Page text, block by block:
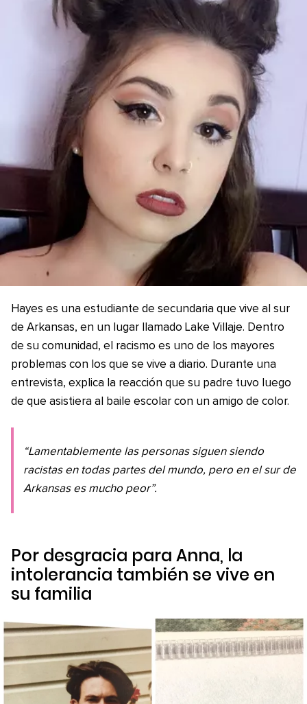
Hayes es una estudiante de secundaria que vive al sur
de Arkansas, en un lugar llamado Lake Villaje. Dentro
de su comunidad, el racismo es uno de los mayores
problemas con los que se vive a diario. Durante una
entrevista, explica la reacción que su padre tuvo luego
de que asistiera al baile escolar con un amigo de color.
“Lamentablemente las personas siguen siendo
racistas en todas partes del mundo, pero en el sur de
Arkansas es mucho peor”.
Por desgracia para Anna, la
intolerancia también se vive en
su familia